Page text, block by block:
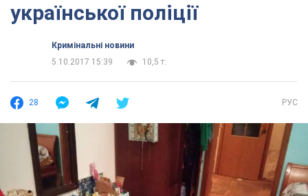
української поліції
Кримінальні новини
5.10.2017 15:39
10,5 т.
28 РУС